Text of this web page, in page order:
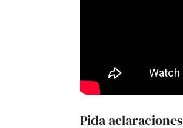
Pida aclaraciones